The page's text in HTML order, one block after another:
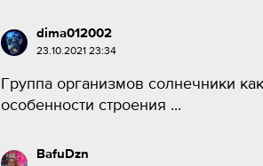
dima012002
23.10.2021 23:34
Группа организмов солнечники
особенности строения ​...
BafuDzn